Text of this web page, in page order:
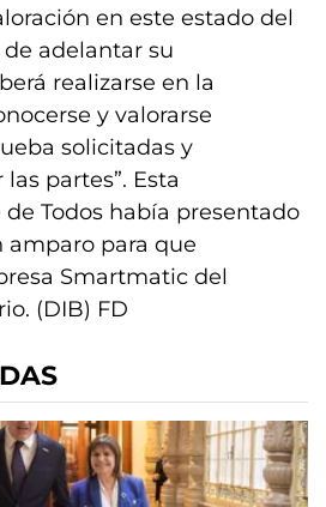
en este estado del
de adelantar su
realizarse en la
y valorarse
solicitadas y
partes”. Esta
Todos había presentado
amparo para que
Smartmatic del
(DIB) FD